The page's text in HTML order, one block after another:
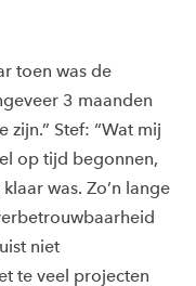
toen was de
3 maanden
zijn.” Stef: “Wat mij
op tijd begonnen,
was. Zo’n lange
niet
te veel projecten